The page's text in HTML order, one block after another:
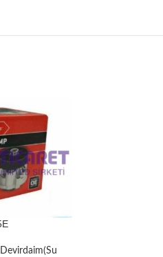
Devirdaim(Su